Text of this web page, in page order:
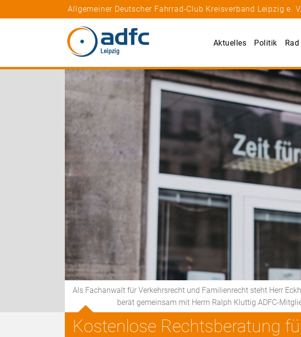
Allgemeiner Deutscher Fahrrad-Club Kreisverband Leipzig e. V.
Aktuelles Politik
Als Fachanwalt für Verkehrsrecht und Familienrecht steht Herr
berät gemeinsam mit Herrn Ralph Kluttig ADFC-
Kostenlose Rechtsberatung